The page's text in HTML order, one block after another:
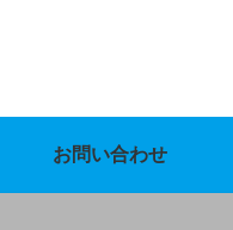
お問い合わせ